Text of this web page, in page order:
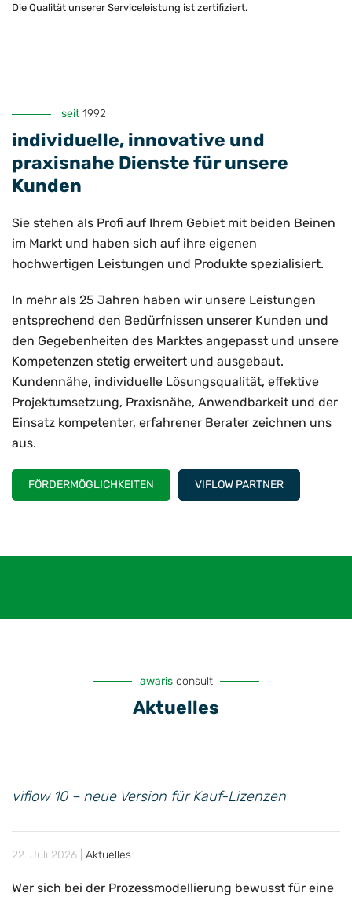
Die Qualität unserer Serviceleistung ist zertifiziert.
seit1992
individuelle, innovative und
praxisnahe Dienste für unsere
Kunden
Sie stehen als Profi auf Ihrem Gebiet mit beiden Beinen
im Markt und haben sich auf ihre eigenen
hochwertigen Leistungen und Produkte spezialisiert.
In mehr als 25 Jahren haben wir unsere Leistungen
entsprechend den Bedürfnissen unserer Kunden und
den Gegebenheiten des Marktes angepasst und unsere
Kompetenzen stetig erweitert und ausgebaut.
Kundennähe, individuelle Lösungsqualität, effektive
Projektumsetzung, Praxisnähe, Anwendbarkeit und der
Einsatz kompetenter, erfahrener Berater zeichnen uns
aus.
FÖRDERMÖGLICHKEITEN VIFLOW PARTNER
awarisconsult
Aktuelles
viflow 10 – neue Version für Kauf-Lizenzen
22. Juli 2026 Aktuelles
Wer sich bei der Prozessmodellierung bewusst für eine